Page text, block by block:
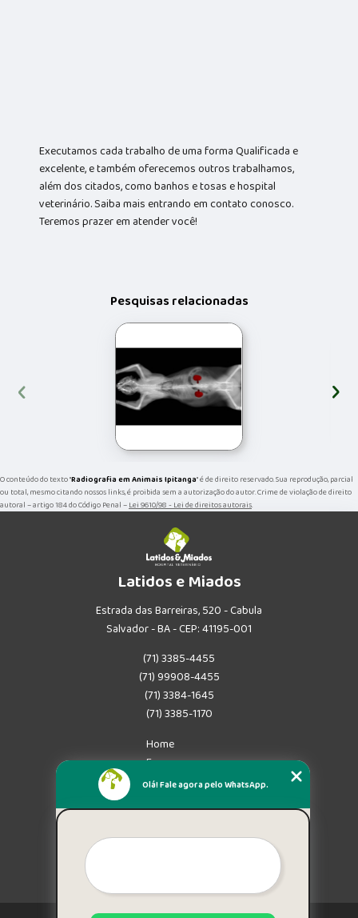
Executamos cada trabalho de uma forma Qualificada e
excelente, e também oferecemos outros trabalhamos,
além dos citados, como banhos e tosas e hospital
veterinário. Saiba mais entrando em contato conosco.
Teremos prazer em atender você!
Pesquisas relacionadas
‹ ›
O conteúdo do texto "Radiografia em Animais Ipitanga" é de direito reservado. Sua reprodução, parcial
ou total, mesmo citando nossos links, é proibida sem a autorização do autor. Crime de violação de direito
autoral – artigo 184 do Código Penal –Lei 9610/98 - Lei de direitos autorais.
Latidos e Miados
Estrada das Barreiras, 520 - Cabula
Salvador - BA - CEP: 41195-001
(71) 3385-4455
(71) 99908-4455
(71) 3384-1645
(71) 3385-1170
Home
Empresa
Missão
Mapa do site
Olá! Fale agora pelo WhatsApp.